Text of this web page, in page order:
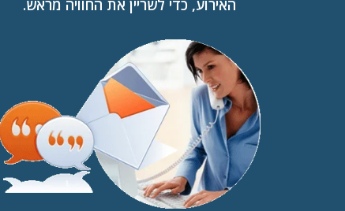
האירוע, כדי לשריין את החוויה מראש.